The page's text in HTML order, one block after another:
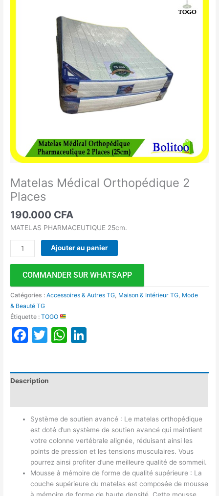
Matelas Médical Orthopédique 2
Places
190.000 CFA
MATELAS PHARMACEUTIQUE 25cm.
Ajouter au panier
COMMANDER SUR WHATSAPP
Catégories :Accessoires & Autres TG Maison & Intérieur TG Mode
& Beauté TG
Étiquette :TOGO
Facebook
TwitterWhatsApp
Description
Système de soutien avancé : Le matelas orthopédique
est doté d’un système de soutien avancé qui maintient
votre colonne vertébrale alignée, réduisant ainsi les
points de pression et les tensions musculaires. Vous
pourrez ainsi profiter d’une meilleure qualité de sommeil.
Mousse à mémoire de forme de qualité supérieure : La
couche supérieure du matelas est composée de mousse